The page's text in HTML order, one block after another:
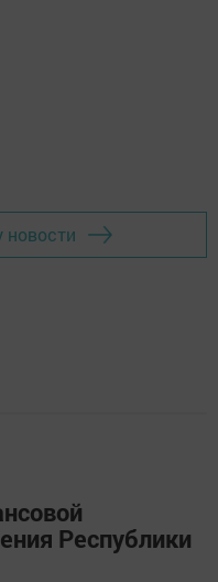
новости
Республики